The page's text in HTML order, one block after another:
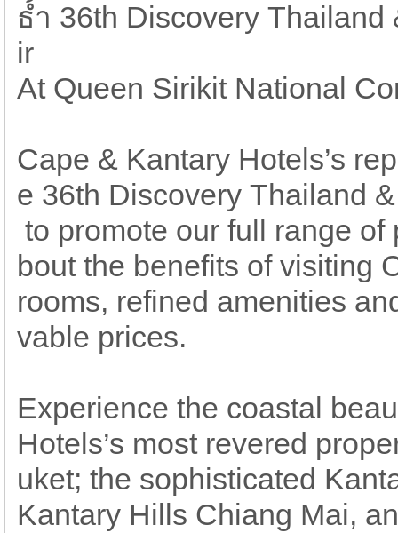
ธ้ำ 36th Discovery
ir
At Queen Sirikit National
Cape & Kantary Hotels’s
e 36th Discovery Thailand
to promote our full range
bout the benefits of visiting
rooms, refined amenities
vable prices.
Experience the coastal
Hotels’s most revered
uket; the sophisticated
Kantary Hills Chiang Mai,